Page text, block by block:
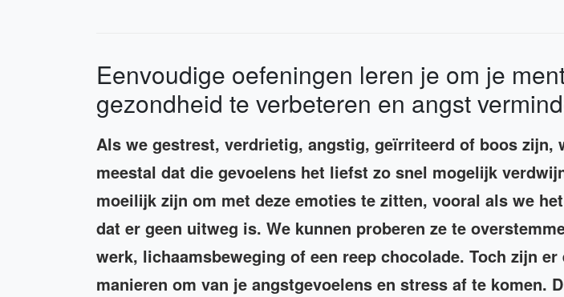
Eenvoudige oefeningen leren je om je
gezondheid te verbeteren en angst
Als we gestrest, verdrietig, angstig, geïrriteerd of boos zijn,
meestal dat die gevoelens het liefst zo snel mogelijk
moeilijk zijn om met deze emoties te zitten, vooral als we
dat er geen uitweg is. We kunnen proberen ze te
werk, lichaamsbeweging of een reep chocolade. Toch zijn er
manieren om van je angstgevoelens en stress af te komen.